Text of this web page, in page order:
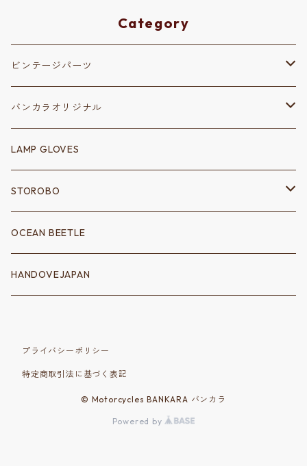
Category
ビンテージパーツ
保安部品
リフレクター
変速装置
シフトノブ
シフトゲート
シャーシ
フェンダーアクセサリー
消化器
ハンドルバー
電装系
配線
サドルバッグ
バルブキャップ
シート
バンカラオリジナル
ステッカー
キーホルダー
ウェア
ロングスリーブＴシャツ
コーチジャケット
トートバッグ
ショルダーバッグ
LAMP GLOVES
STOROBO
ツールバッグ
OCEAN BEETLE
HANDOVEJAPAN
プライバシーポリシー
特定商取引法に基づく表記
© Motorcycles BANKARA バンカラ
Powered by